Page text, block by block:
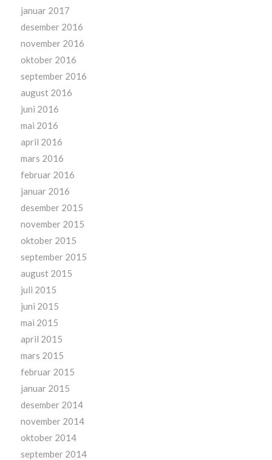
januar 2017
desember 2016
november 2016
oktober 2016
september 2016
august 2016
juni 2016
mai 2016
april 2016
mars 2016
februar 2016
januar 2016
desember 2015
november 2015
oktober 2015
september 2015
august 2015
juli 2015
juni 2015
mai 2015
april 2015
mars 2015
februar 2015
januar 2015
desember 2014
november 2014
oktober 2014
september 2014